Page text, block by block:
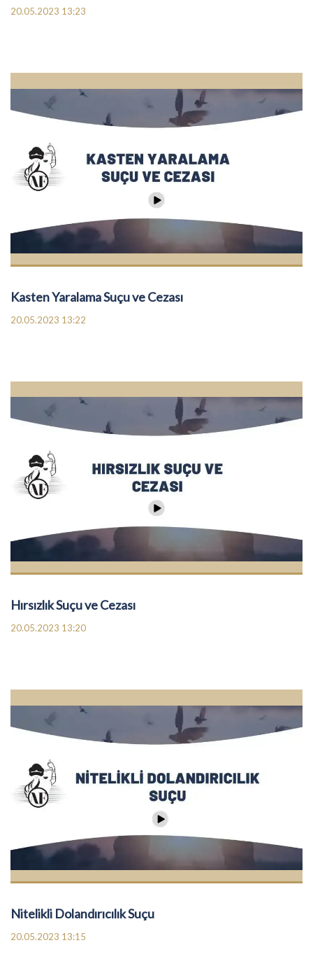
20.05.2023 13:23
Kasten Yaralama Suçu ve Cezası
20.05.2023 13:22
Hırsızlık Suçu ve Cezası
20.05.2023 13:20
Nitelikli Dolandırıcılık Suçu
20.05.2023 13:15